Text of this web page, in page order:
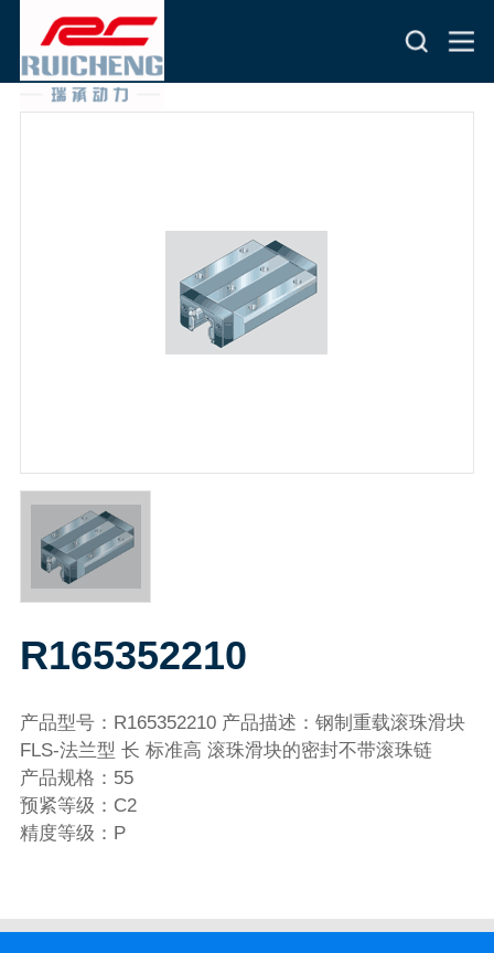
R165352210
产品型号：R165352210 产品描述：钢制重载滚珠滑块
FLS-法兰型 长 标准高 滚珠滑块的密封不带滚珠链
产品规格：55
预紧等级：C2
精度等级：P